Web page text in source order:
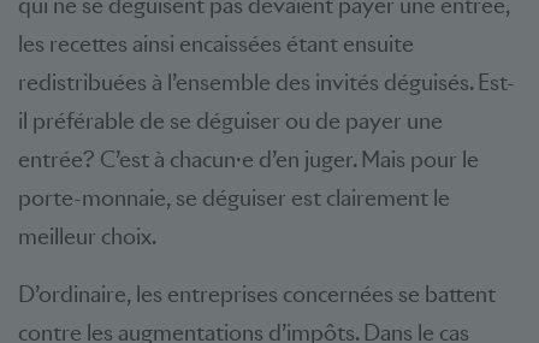
les recettes ainsi encaissées étant ensuite
redistribuées à l’ensemble des invités déguisés. Est-
il préférable de se déguiser ou de payer une
entrée? C’est à chacun·e d’en juger. Mais pour le
porte-monnaie, se déguiser est clairement le
meilleur choix.
D’ordinaire, les entreprises concernées se battent
contre les augmentations d’impôts. Dans le cas